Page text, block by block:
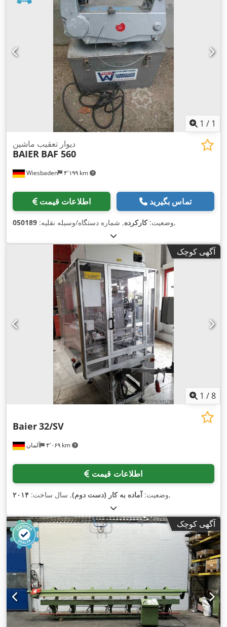
1 / 1
Wiesbaden ۴٬۱۹۹ km
دیوار تعقیب ماشین
BAIER BAF 560
اطلاعات قیمت تماس بگیرید
وضعیت:کارکرده, شماره دستگاه/وسیله نقلیه: 050189 ,
آگهی کوچک
1 /8
آلمان ۴٬۰۶۹ km
Baier32/SV
اطلاعات قیمت
وضعیت: آماده به کار (دست دوم), سال ساخت: ۲۰۱۴ ,
آگهی کوچک